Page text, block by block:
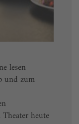
lesen
und zum
heute